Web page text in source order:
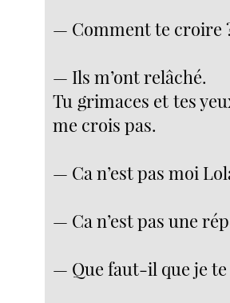
— Comment te croire
— Ils m’ont relâché.
Tu grimaces et tes
me crois pas.
— Ca n’est pas moi
— Ca n’est pas une
— Que faut-il que je te